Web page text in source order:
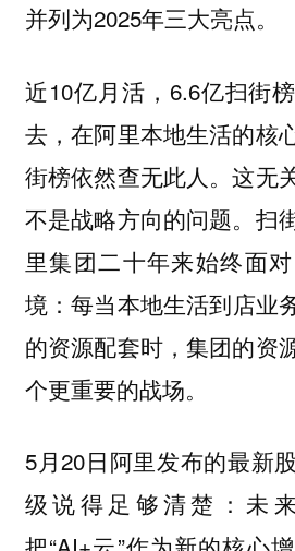
并列为2025年三大亮点。
近10亿月活，6.6亿扫街
去，在阿里本地生活的核
街榜依然查无此人。这无
不是战略方向的问题。扫
里集团二十年来始终面
境：每当本地生活到店业
的资源配套时，集团的资
个更重要的战场。
5月20日阿里发布的最新
级说得足够清楚：未